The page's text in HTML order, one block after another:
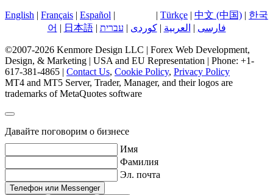
English | Français | Español | | Türkçe | 中文 (中国) | 한국
어 | 日本語| עברית | کوردی| العربية | فارسی
©2007-2026 Kenmore Design LLC | Forex Web Development,
Design, & Marketing | USA and EU Representation | Phone: +1-
617-381-4865 | Contact Us, Cookie Policy, Privacy Policy
MT4 and MT5 Server, Trader, Manager, and their logos are
trademarks of MetaQuotes software
Давайте поговорим о бизнесе
Имя
Фамилия
Эл. почта
Телефон или Messenger